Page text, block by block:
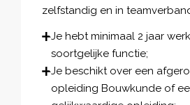
zelfstandig en in
Je hebt minimaal 2 jaar
soortgelijke functie;
Je beschikt over een
opleiding Bouwkunde of